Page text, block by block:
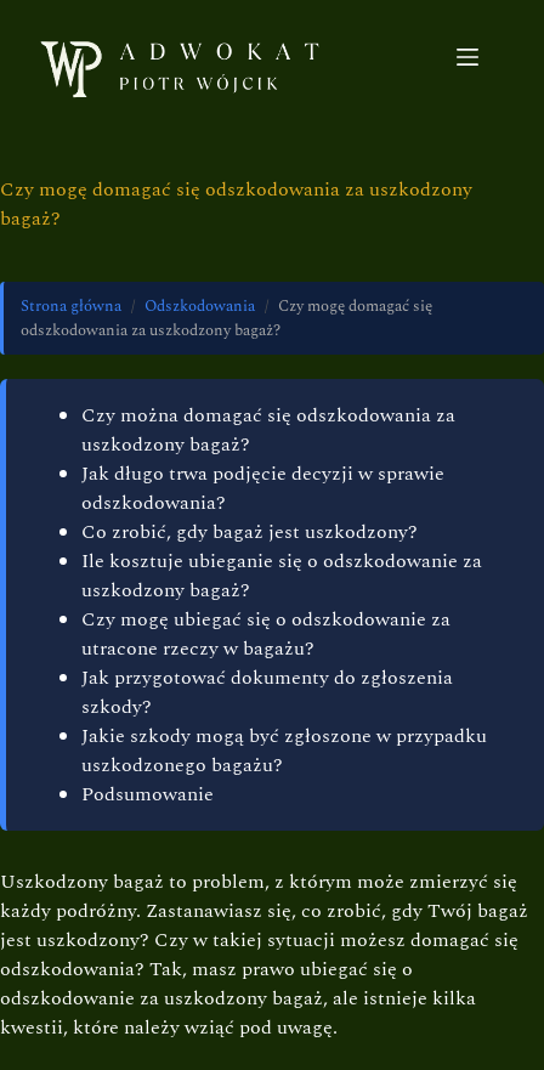
Czy mogę domagać się odszkodowania za uszkodzony
bagaż?
Strona główna / Odszkodowania / Czy mogę domagać się
odszkodowania za uszkodzony bagaż?
Czy można domagać się odszkodowania za
uszkodzony bagaż?
Jak długo trwa podjęcie decyzji w sprawie
odszkodowania?
Co zrobić, gdy bagaż jest uszkodzony?
Ile kosztuje ubieganie się o odszkodowanie za
uszkodzony bagaż?
Czy mogę ubiegać się o odszkodowanie za
utracone rzeczy w bagażu?
Jak przygotować dokumenty do zgłoszenia
szkody?
Jakie szkody mogą być zgłoszone w przypadku
uszkodzonego bagażu?
Podsumowanie
Uszkodzony bagaż to problem, z którym może zmierzyć się
każdy podróżny. Zastanawiasz się, co zrobić, gdy Twój bagaż
jest uszkodzony? Czy w takiej sytuacji możesz domagać się
odszkodowania? Tak, masz prawo ubiegać się o
odszkodowanie za uszkodzony bagaż, ale istnieje kilka
kwestii, które należy wziąć pod uwagę.